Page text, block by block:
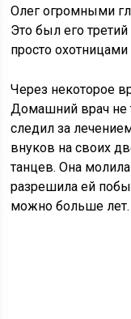
Олег огромными
Это был его
просто
Через некоторое
Домашний врач не
следил за
внуков на своих
танцев. Она
разрешила ей
можно больше лет.